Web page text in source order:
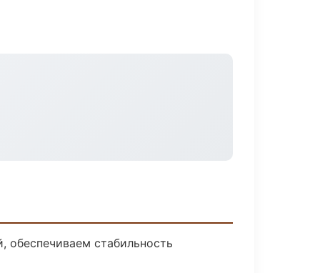
стабильность